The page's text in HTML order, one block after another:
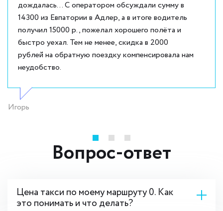
дождалась... С оператором обсуждали сумму в
14300 из Евпатории в Адлер, а в итоге водитель
получил 15000 р., пожелал хорошего полёта и
быстро уехал. Тем не менее, скидка в 2000
рублей на обратную поездку компенсировала нам
неудобство.
Игорь
Вопрос-ответ
Цена такси по моему маршруту 0. Как
это понимать и что делать?